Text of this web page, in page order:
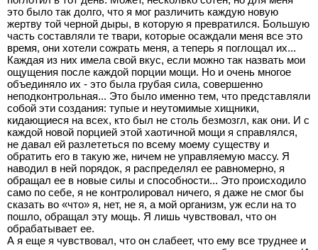
это было так долго, что я мог различить каждую новую
жертву той черной дыры, в которую я превратился. Большую
часть составляли те твари, которые осаждали меня все это
время, они хотели сожрать меня, а теперь я поглощал их...
Каждая из них имела свой вкус, если можно так назвать мои
ощущения после каждой порции мощи. Но и очень многое
объединяло их - это была грубая сила, совершенно
неподконтрольная... Это было именно тем, что представляли
собой эти создания: тупые и неутомимые хищники,
кидающиеся на всех, кто был не столь безмозгл, как они. И с
каждой новой порцией этой хаотичной мощи я справлялся,
не давал ей разлететься по всему моему существу и
обратить его в такую же, ничем не управляемую массу. Я
наводил в ней порядок, я распределял ее равномерно, я
обращал ее в новые силы и способности... Это происходило
само по себе, я не контролировал ничего, я даже не смог бы
сказать во «что» я, нет, не я, а мой организм, уж если на то
пошло, обращал эту мощь. Я лишь чувствовал, что он
обрабатывает ее.
А я еще я чувствовал, что он слабеет, что ему все труднее и